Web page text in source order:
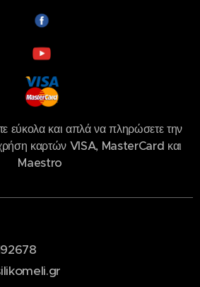
εύκολα και απλά να πληρώσετε την
καρτών VISA, MasterCard και
Maestro